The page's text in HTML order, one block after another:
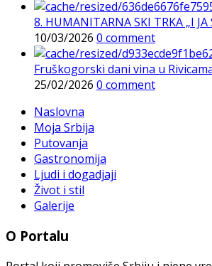
8. HUMANITARNA SKI TRKA „I JA
10/03/2026 0 comment
Fruškogorski dani vina u
25/02/2026 0 comment
Naslovna
Moja Srbija
Putovanja
Gastronomija
Ljudi i dogadjaji
Život i stil
Galerije
O Portalu